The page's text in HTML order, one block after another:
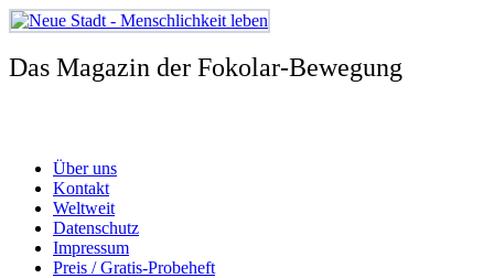
Zum
Inhalt
springen
Das Magazin der Fokolar-Bewegung
Über uns
Kontakt
Weltweit
Datenschutz
Impressum
Preis / Gratis-Probeheft